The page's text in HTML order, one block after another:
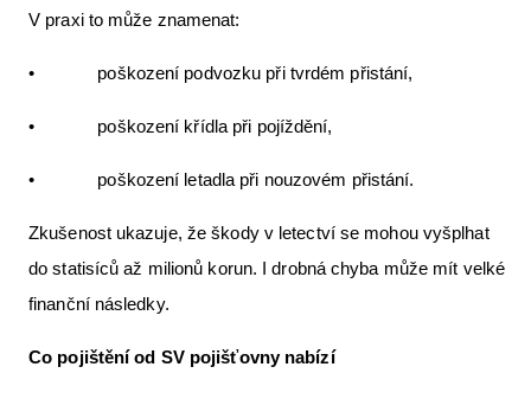
V praxi to může znamenat:
• poškození podvozku při tvrdém přistání,
• poškození křídla při pojíždění,
• poškození letadla při nouzovém přistání.
Zkušenost ukazuje, že škody v letectví se mohou vyšplhat
do statisíců až milionů korun. I drobná chyba může mít velké
finanční následky.
Co pojištění od SV pojišťovny nabízí